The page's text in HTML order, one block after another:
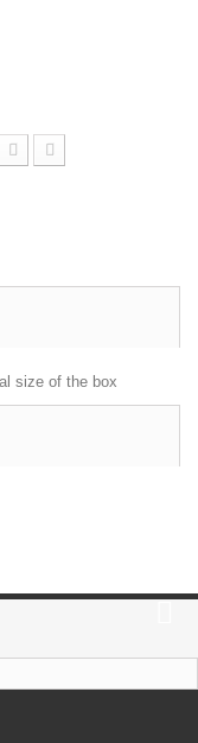
size of the box